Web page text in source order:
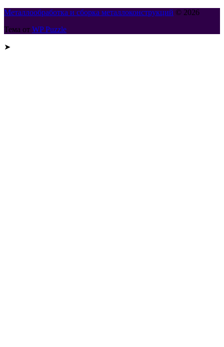
Металлообработка и сборка металлоконструкций © 2026
Тема от WP Puzzle
➤